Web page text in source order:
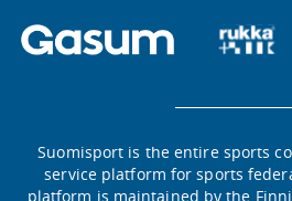
Suomisport is the entire sports
service platform for sports
platform is maintained by the